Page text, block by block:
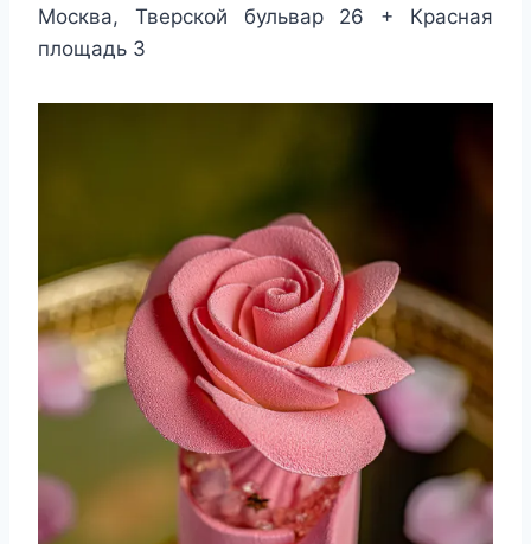
Москва, Тверской бульвар 26 + Красная
площадь 3